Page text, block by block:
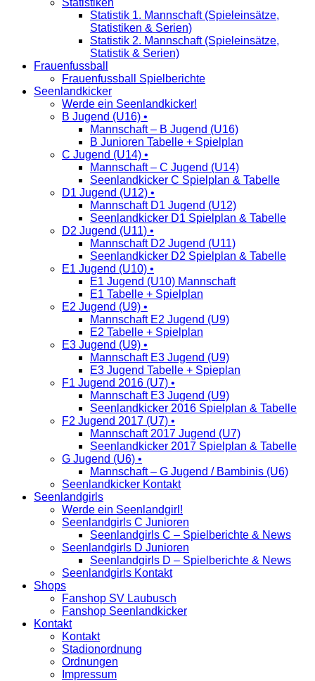
Statistiken
Statistik 1. Mannschaft (Spieleinsätze,
Statistiken & Serien)
Statistik 2. Mannschaft (Spieleinsätze,
Statistik & Serien)
Frauenfussball
Frauenfussball Spielberichte
Seenlandkicker
Werde ein Seenlandkicker!
B Jugend (U16) •
Mannschaft – B Jugend (U16)
B Junioren Tabelle + Spielplan
C Jugend (U14) •
Mannschaft – C Jugend (U14)
Seenlandkicker C Spielplan & Tabelle
D1 Jugend (U12) •
Mannschaft D1 Jugend (U12)
Seenlandkicker D1 Spielplan & Tabelle
D2 Jugend (U11) •
Mannschaft D2 Jugend (U11)
Seenlandkicker D2 Spielplan & Tabelle
E1 Jugend (U10) •
E1 Jugend (U10) Mannschaft
E1 Tabelle + Spielplan
E2 Jugend (U9) •
Mannschaft E2 Jugend (U9)
E2 Tabelle + Spielplan
E3 Jugend (U9) •
Mannschaft E3 Jugend (U9)
E3 Jugend Tabelle + Spieplan
F1 Jugend 2016 (U7) •
Mannschaft E3 Jugend (U9)
Seenlandkicker 2016 Spielplan & Tabelle
F2 Jugend 2017 (U7) •
Mannschaft 2017 Jugend (U7)
Seenlandkicker 2017 Spielplan & Tabelle
G Jugend (U6) •
Mannschaft – G Jugend / Bambinis (U6)
Seenlandkicker Kontakt
Seenlandgirls
Werde ein Seenlandgirl!
Seenlandgirls C Junioren
Seenlandgirls C – Spielberichte & News
Seenlandgirls D Junioren
Seenlandgirls D – Spielberichte & News
Seenlandgirls Kontakt
Shops
Fanshop SV Laubusch
Fanshop Seenlandkicker
Kontakt
Kontakt
Stadionordnung
Ordnungen
Impressum